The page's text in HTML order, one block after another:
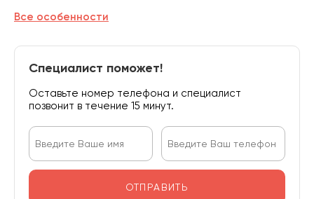
Все особенности
Специалист поможет!
Оставьте номер телефона и специалист
позвонит в течение 15 минут.
ОТПРАВИТЬ